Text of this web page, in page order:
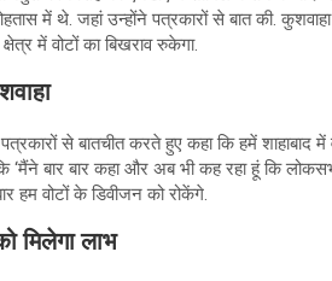
में थे. जहां उन्‍होंने पत्रकारों से बात की.
में वोटों का बिखराव रुकेगा.
से बातचीत करते हुए कहा कि हमें शाहाबाद
‘मैंने बार बार कहा और अब भी कह रहा हूं कि
हम वोटों के डिवीजन को रोकेंगे.
मिलेगा लाभ